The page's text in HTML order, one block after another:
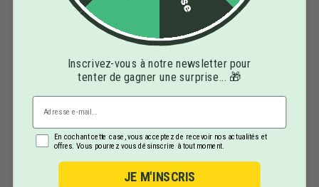
Trier par date décroissante
Samuel P.
Publié le 8/2/26, 1:52 PM
Design et leget
Inscrivez-vous à notre newsletter pour
tenter de gagner une surprise... 🎁
En cochant cette case, vous acceptez de recevoir nos actualités et
offres. Vous pourrez vous désinscrire à tout moment.
JE M'INSCRIS